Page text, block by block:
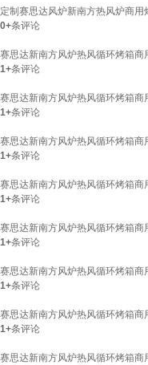
定制赛思达风炉新南方热风炉商
0+条评论
赛思达新南方风炉热风循环烤箱
1+条评论
赛思达新南方风炉热风循环烤箱
1+条评论
赛思达新南方风炉热风循环烤箱
1+条评论
赛思达新南方风炉热风循环烤箱
1+条评论
赛思达新南方风炉热风循环烤箱
1+条评论
赛思达新南方风炉热风循环烤箱
1+条评论
赛思达新南方风炉热风循环烤箱
1+条评论
赛思达新南方风炉热风循环烤箱